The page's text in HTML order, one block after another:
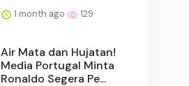
1 month ago 129
Air Mata dan Hujatan!
Media Portugal Minta
Ronaldo Segera Pe...